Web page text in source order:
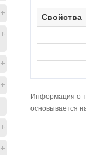
Свойства
Информация о
основывается